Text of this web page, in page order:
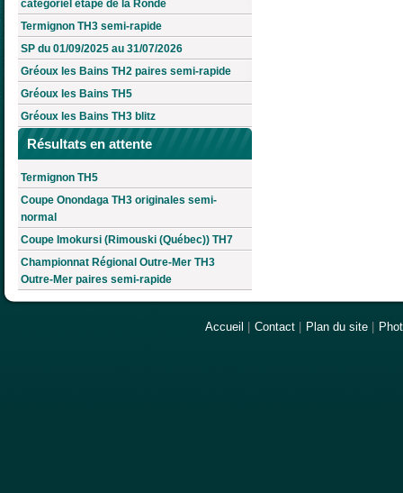
catégoriel étape de la Ronde
Termignon TH3 semi-rapide
SP du 01/09/2025 au 31/07/2026
Gréoux les Bains TH2 paires semi-rapide
Gréoux les Bains TH5
Gréoux les Bains TH3 blitz
Résultats en attente
Termignon TH5
Coupe Onondaga TH3 originales semi-
normal
Coupe Imokursi (Rimouski (Québec)) TH7
Championnat Régional Outre-Mer TH3
Outre-Mer paires semi-rapide
Accueil Contact Plan du site